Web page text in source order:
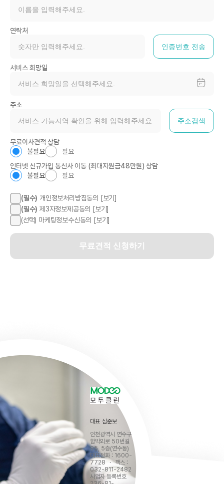
연락처
인증번호 전송
서비스 희망일
주소
주소검색
무료이사견적 상담
불필요
필요
인터넷 신규가입 통신사 이동 (최대지원금48만원) 상담
불필요
필요
(필수) 개인정보처리방침동의 [보기]
(필수) 제3자정보제공동의 [보기]
(선택) 마케팅정보수신동의 [보기]
무료견적 신청하기
대표 심준보
인천광역시 연수구
함박뫼로 50번길
95, 5층(연수동)
대표전화 : 1600-
7728
· 팩스 :
032-811-2482
사업자 등록번호